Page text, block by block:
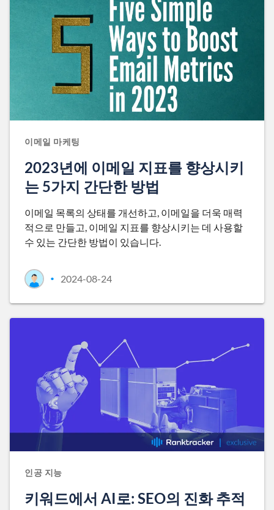
이메일 마케팅
2023년에 이메일 지표를 향상시키
는 5가지 간단한 방법
이메일 목록의 상태를 개선하고, 이메일을 더욱 매력
적으로 만들고, 이메일 지표를 향상시키는 데 사용할
수 있는 간단한 방법이 있습니다.
• 2024-08-24
인공 지능
키워드에서 AI로: SEO의 진화 추적